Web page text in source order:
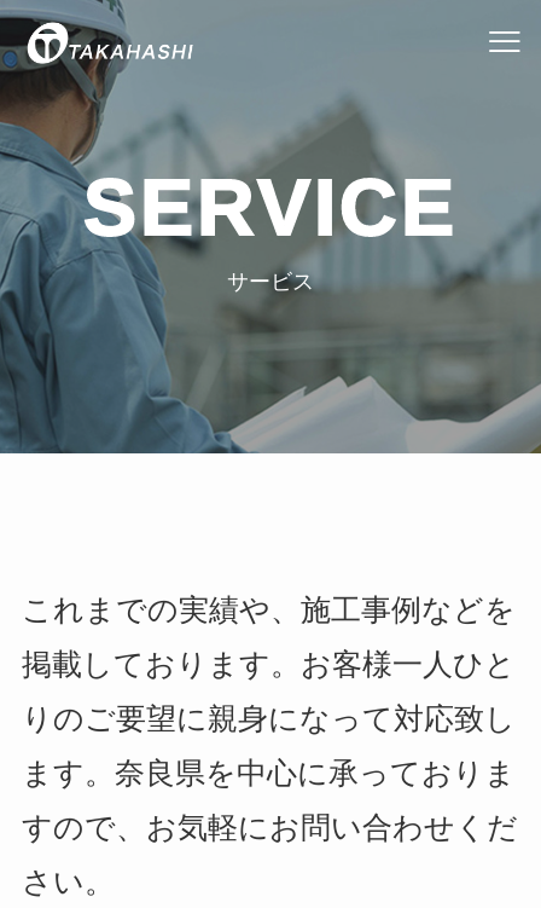
SERVICE
サービス
これまでの実績や、施工事例などを
掲載しております。お客様一人ひと
りのご要望に親身になって対応致し
ます。奈良県を中心に承っておりま
すので、お気軽にお問い合わせくだ
さい。